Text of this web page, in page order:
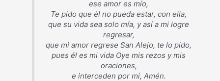
ese amor es mío,
Te pido que él no pueda estar, con ella,
que su vida sea solo mía, y así a mi logre
regresar,
que mi amor regrese San Alejo, te lo pido,
pues él es mi vida Oye mis rezos y mis
oraciones,
e interceden por mí, Amén.